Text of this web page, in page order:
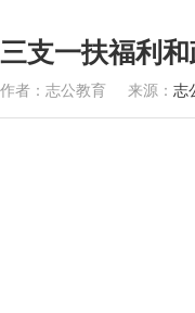
三支一扶福利
作者：志公教育 来源： 志